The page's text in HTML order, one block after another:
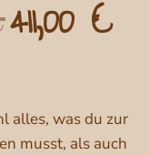
Preis
411,00 €
alles, was du zur
musst, als auch